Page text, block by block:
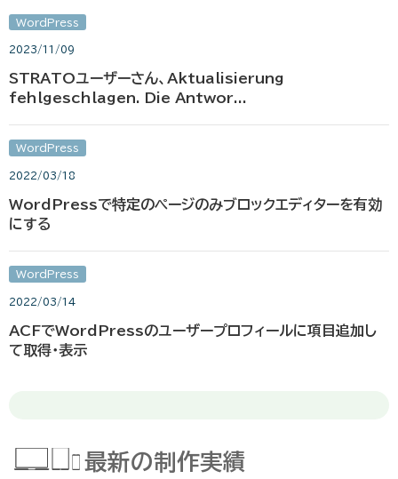
WordPress
2023/11/09
STRATOユーザーさん、Aktualisierung
fehlgeschlagen. Die Antwor...
WordPress
2022/03/18
WordPressで特定のページのみブロックエディターを有効
にする
WordPress
2022/03/14
ACFでWordPressのユーザープロフィールに項目追加し
て取得・表示
最新の制作実績